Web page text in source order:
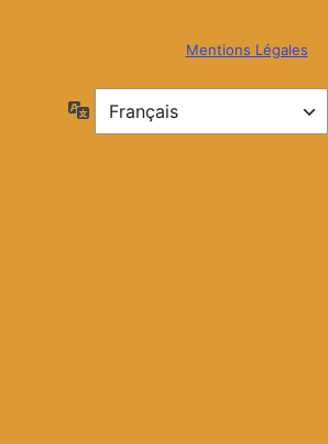
Mentions Légales
Langue